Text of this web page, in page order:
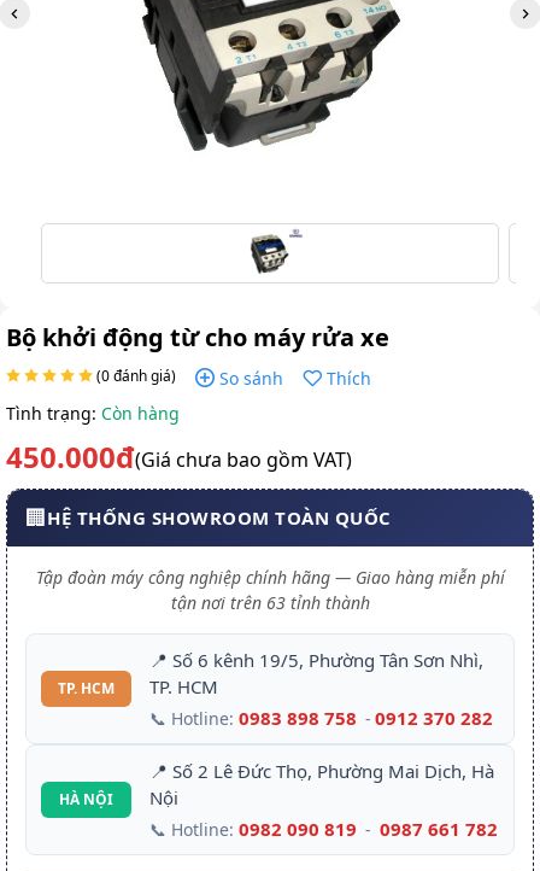
Bộ khởi động từ cho máy rửa xe
(0 đánh giá) So sánh
Thích
Tình trạng: Còn hàng
450.000đ(Giá chưa bao gồm VAT)
🏢HỆ THỐNG SHOWROOM TOÀN QUỐC
Tập đoàn máy công nghiệp chính hãng — Giao hàng miễn phí
tận nơi trên 63 tỉnh thành
TP. HCM
📍 Số 6 kênh 19/5, Phường Tân Sơn Nhì,
TP. HCM
📞 Hotline: 0983 898 758 - 0912 370 282
HÀ NỘI
📍 Số 2 Lê Đức Thọ, Phường Mai Dịch, Hà
Nội
📞 Hotline: 0982 090 819 - 0987 661 782